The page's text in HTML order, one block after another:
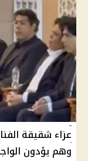
عزاء شقيقة
وهم يؤدون